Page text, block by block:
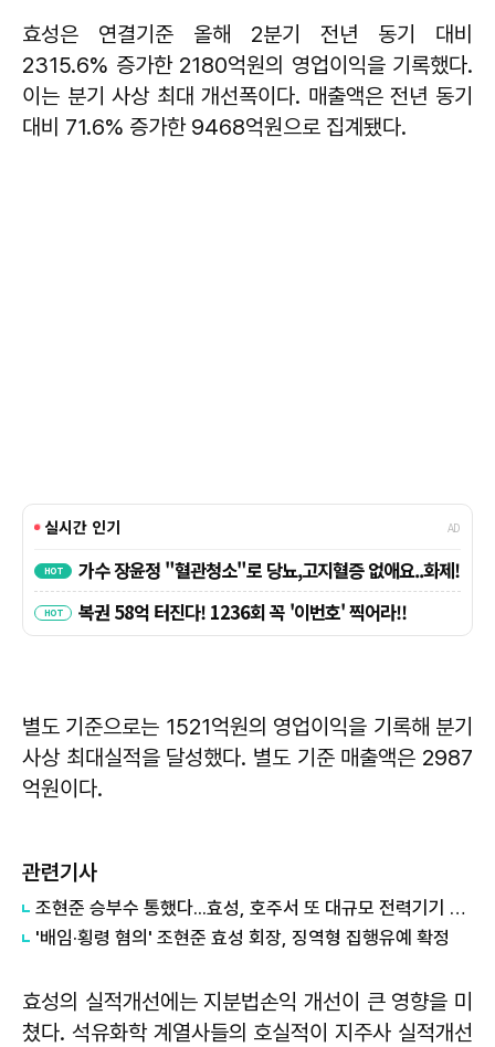
효성은 연결기준 올해 2분기 전년 동기 대비
2315.6% 증가한 2180억원의 영업이익을 기록했다.
이는 분기 사상 최대 개선폭이다. 매출액은 전년 동기
대비 71.6% 증가한 9468억원으로 집계됐다.
별도 기준으로는 1521억원의 영업이익을 기록해 분기
사상 최대실적을 달성했다. 별도 기준 매출액은 2987
억원이다.
관련기사
조현준 승부수 통했다...효성, 호주서 또 대규모 전력기기 계약 따내
'배임·횡령 혐의' 조현준 효성 회장, 징역형 집행유예 확정
효성의 실적개선에는 지분법손익 개선이 큰 영향을 미
쳤다. 석유화학 계열사들의 호실적이 지주사 실적개선